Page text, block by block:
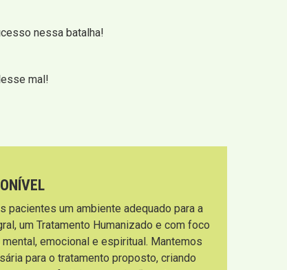
nessa batalha!
mal!
pacientes um ambiente adequado para a
um Tratamento Humanizado e com foco
emocional e espiritual. Mantemos
para o tratamento proposto, criando